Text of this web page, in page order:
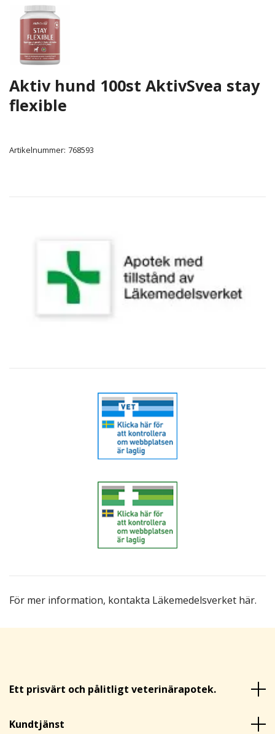
För mer information, kontakta Läkemedelsverket här.
Aktiv hund 100st AktivSvea stay
flexible
Artikelnummer: 768593
Ett prisvärt och pålitligt veterinärapotek.
Kundtjänst